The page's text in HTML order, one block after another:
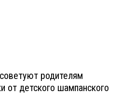
родителям
от детского шампанского